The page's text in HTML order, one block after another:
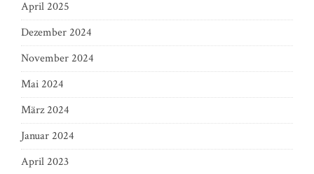
April 2025
Dezember 2024
November 2024
Mai 2024
März 2024
Januar 2024
April 2023